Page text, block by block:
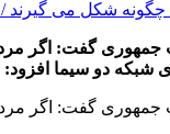
جمهوری گفت:
شبکه دو سیما
جمهوری گفت: